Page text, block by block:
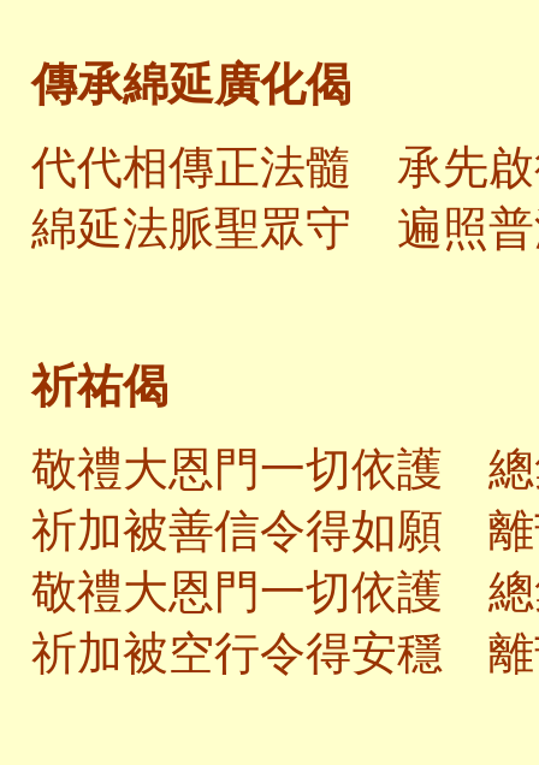
傳承綿延廣化偈
代代相傳正法髓 承先啟
綿延法脈聖眾守 遍照普
祈祐偈
敬禮大恩門一切依護 總
祈加被善信令得如願 離
敬禮大恩門一切依護 總
祈加被空行令得安穩 離